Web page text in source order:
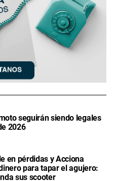
seguirán siendo legales
2026
en pérdidas y Acciona
para tapar el agujero:
sus scooter